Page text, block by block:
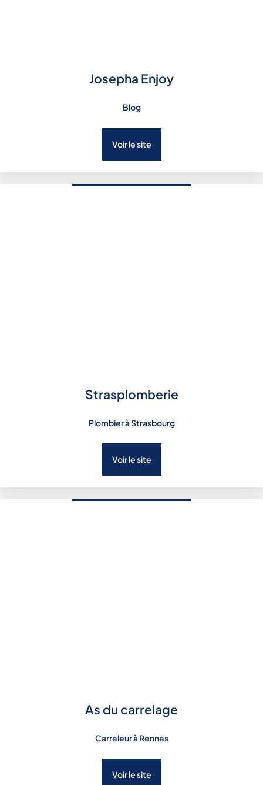
Josepha Enjoy
Blog
Voir le site
Strasplomberie
Plombier à Strasbourg
Voir le site
As du carrelage
Carreleur à Rennes
Voir le site